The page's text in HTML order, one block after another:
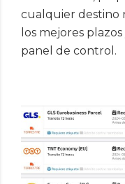
cualquier destino
los mejores
panel de control.